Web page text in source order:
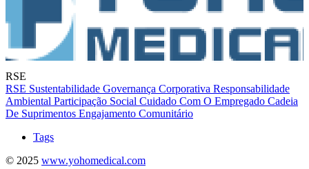
RSE
RSE Sustentabilidade Governança Corporativa Responsabilidade
Ambiental Participação Social Cuidado Com O Empregado Cadeia
De Suprimentos Engajamento Comunitário
Tags
© 2025 www.yohomedical.com